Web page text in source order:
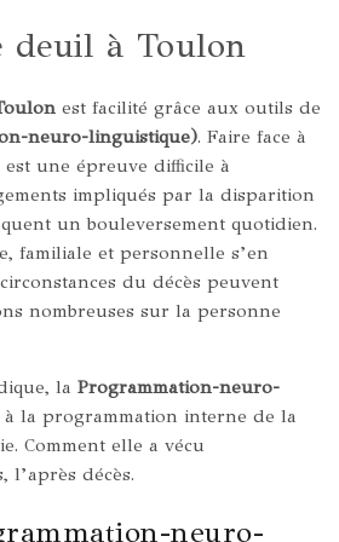
deuil à Toulon
est facilité grâce aux outils de
neuro-linguistique). Faire face à
une épreuve difficile à
impliqués par la disparition
un bouleversement quotidien.
familiale et personnelle s’en
du décès peuvent
nombreuses sur la personne
la Programmation-neuro-
à la programmation interne de la
Comment elle a vécu
l’après décès.
neuro-